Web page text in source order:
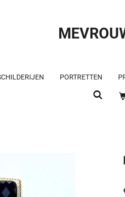
PORTRETTEN